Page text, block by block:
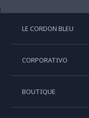
LE CORDON BLEU
CORPORATIVO
BOUTIQUE